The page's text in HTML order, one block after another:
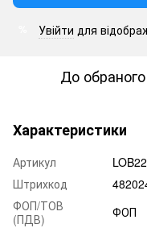
Увійти для
До обраного
Характеристики
Артикул
Штрихкод
ФОП/ТОВ
(ПДВ)
ФОП